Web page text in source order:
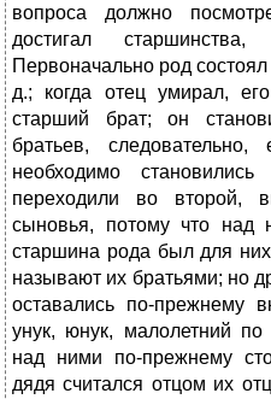
вопроса должно
достигал
Первоначально род
д.; когда отец умирал,
старший брат; он
братьев,
необходимо
переходили во второй,
сыновья, потому что
старшина рода был для
называют их братьями; но
оставались по-прежнему
унук, юнук, малолетний
над ними по-прежнему
дядя считался отцом их